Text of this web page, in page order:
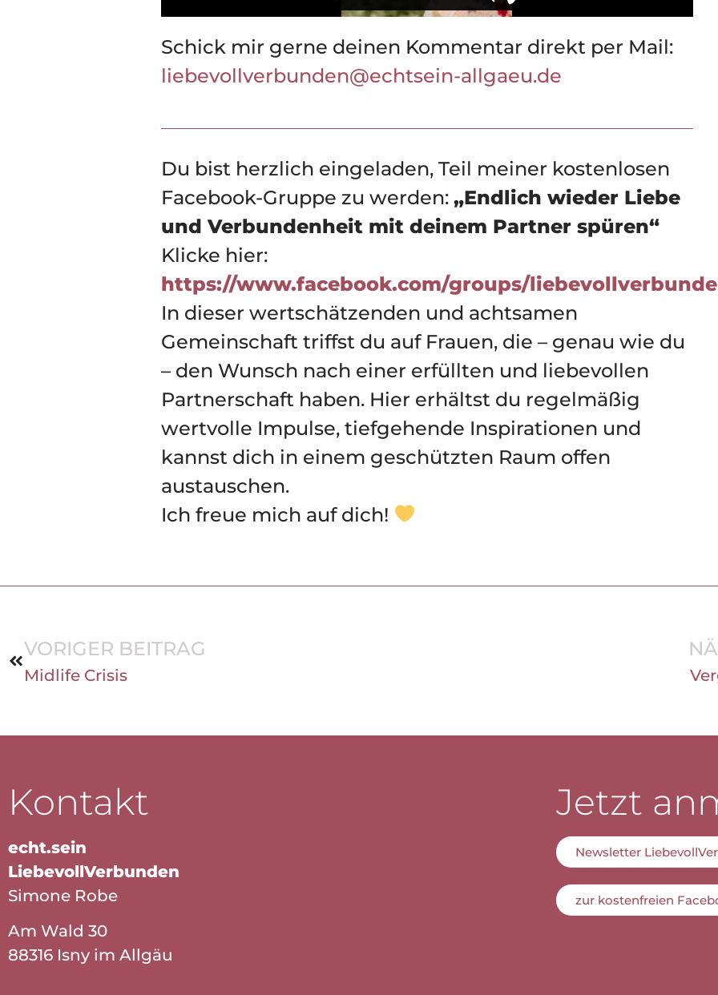
Schick mir gerne deinen Kommentar direkt per Mail:
liebevollverbunden@echtsein-allgaeu.de
Du bist herzlich eingeladen, Teil meiner kostenlosen
Facebook-Gruppe zu werden: „Endlich wieder Liebe
und Verbundenheit mit deinem Partner spüren“
Klicke hier:
https://www.facebook.com/groups/
In dieser wertschätzenden und achtsamen
Gemeinschaft triffst du auf Frauen, die – genau wie du
– den Wunsch nach einer erfüllten und liebevollen
Partnerschaft haben. Hier erhältst du regelmäßig
wertvolle Impulse, tiefgehende Inspirationen und
kannst dich in einem geschützten Raum offen
austauschen.
Ich freue mich auf dich!
VORIGER BEITRAG
Midlife Crisis
Kontakt
echt.sein
LiebevollVerbunden
Simone Robe
Am Wald 30
88316 Isny im Allgäu
Jetzt
Newsletter
zur kostenfreien